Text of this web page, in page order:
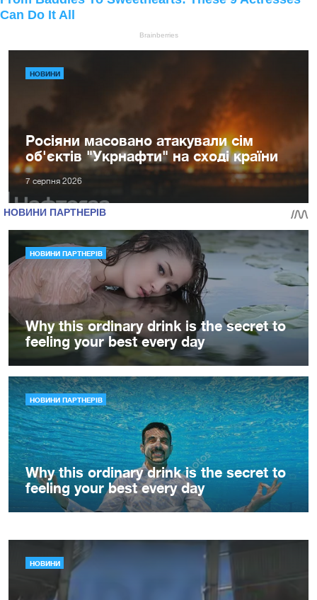
НОВИНИ
Росіяни масовано атакували сім
об'єктів "Укрнафти" на сході країни
7 серпня 2026
НОВИНИ